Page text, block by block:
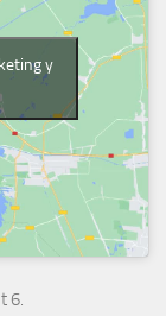
y
6.